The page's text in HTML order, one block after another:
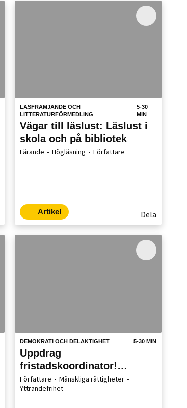
LÄSFRÄMJANDE OCH
LITTERATURFÖRMEDLING
5-30
MIN
Vägar till läslust: Läslust i
skola och på bibliotek
Lärande Högläsning Författare
Artikel Dela
DEMOKRATI OCH DELAKTIGHET 5-30 MIN
Uppdrag
fristadskoordinator!
Eskilstuna berättar
Författare
Mänskliga rättigheter
Yttrandefrihet